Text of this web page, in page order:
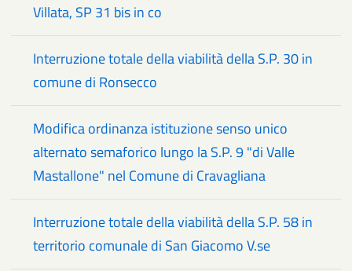
Villata, SP 31 bis in co
Interruzione totale della viabilità della S.P. 30 in
comune di Ronsecco
Modifica ordinanza istituzione senso unico
alternato semaforico lungo la S.P. 9 "di Valle
Mastallone" nel Comune di Cravagliana
Interruzione totale della viabilità della S.P. 58 in
territorio comunale di San Giacomo V.se